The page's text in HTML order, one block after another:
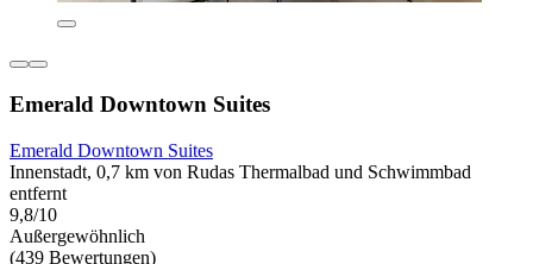
Emerald Downtown Suites
Emerald Downtown Suites
Innenstadt, 0,7 km von Rudas Thermalbad und Schwimmbad
entfernt
9,8/10
Außergewöhnlich
(439 Bewertungen)